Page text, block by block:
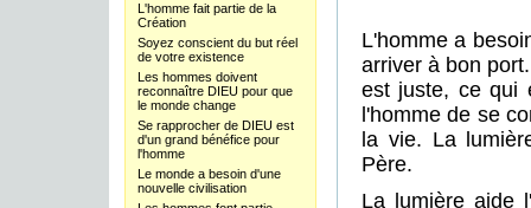
L'homme a
arriver à bon
est juste, ce qui
l'homme de se
la vie. La
Père.
La lumière aide
L'homme fait partie de la
Création
Soyez conscient du but réel
de votre existence
Les hommes doivent
reconnaître DIEU pour que
le monde change
Se rapprocher de DIEU est
d'un grand bénéfice pour
l'homme
Le monde a besoin d'une
nouvelle civilisation